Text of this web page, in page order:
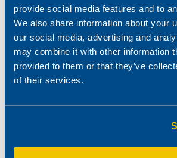
provide social media features and to
We also share information about your
our social media, advertising and
may combine it with other information
provided to them or that they’ve
of their services.